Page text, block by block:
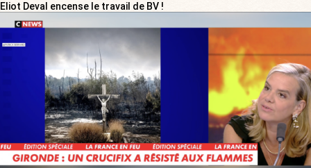
Eliot Deval encense le travail de BV !